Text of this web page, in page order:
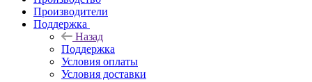
Производители
Поддержка
Назад
Поддержка
Условия оплаты
Условия доставки